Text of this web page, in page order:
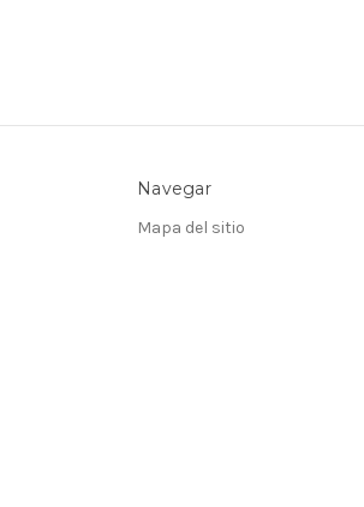
Navegar
Mapa del sitio